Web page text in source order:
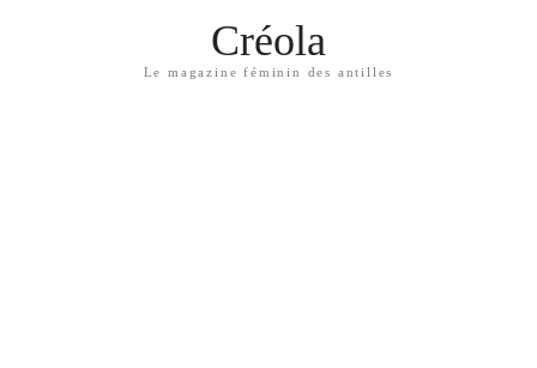
Créola
Le magazine féminin des antilles